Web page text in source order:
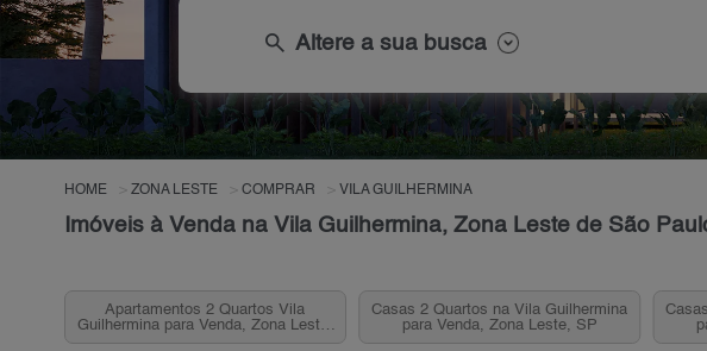
search Altere a sua busca
HOME ZONA LESTE COMPRAR VILA GUILHERMINA
Imóveis à Venda na Vila Guilhermina, Zona Leste de São
Apartamentos 2 Quartos Vila
Guilhermina para Venda, Zona Leste,
Casas 2 Quartos na Vila Guilhermina
para Venda, Zona Leste, SP